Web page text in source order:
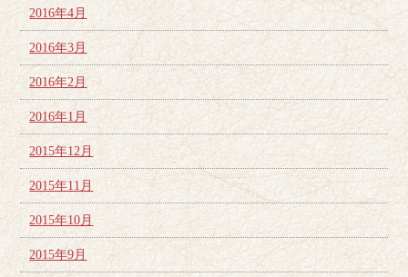
2016年4月
2016年3月
2016年2月
2016年1月
2015年12月
2015年11月
2015年10月
2015年9月